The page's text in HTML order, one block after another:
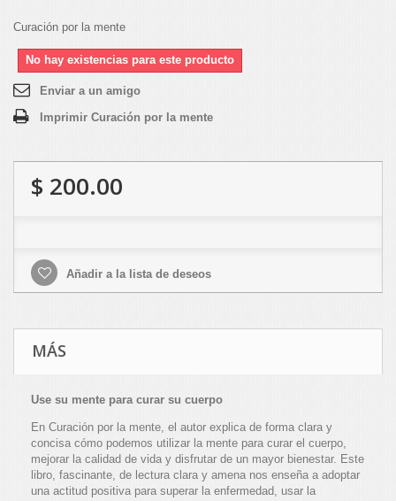
Curación por la mente
No hay existencias para este producto
Enviar a un amigo
Imprimir Curación por la mente
$ 200.00
Añadir a la lista de deseos
MÁS
Use su mente para curar su cuerpo
En Curación por la mente, el autor explica de forma clara y
concisa cómo podemos utilizar la mente para curar el cuerpo,
mejorar la calidad de vida y disfrutar de un mayor bienestar. Este
libro, fascinante, de lectura clara y amena nos enseña a adoptar
una actitud positiva para superar la enfermedad, usar la